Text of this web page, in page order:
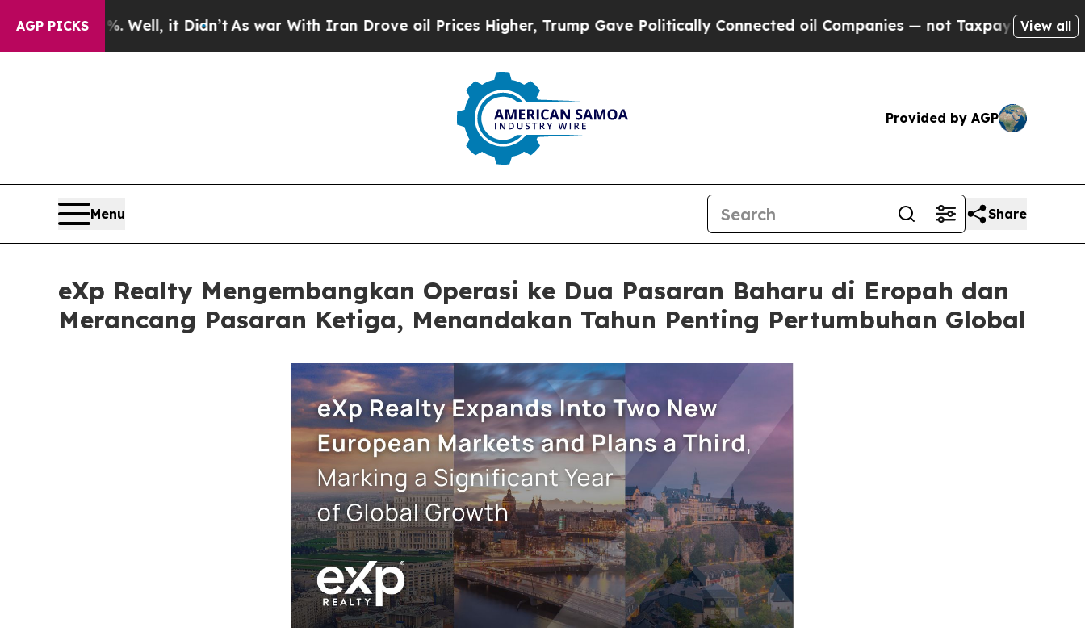
AGP PICKS
40%. Well, it Didn’tAs war With Iran Drove oil Prices Higher, Trump Gave Politically Connected oil Companies — not Taxpayers — the Chance
View all
Provided by AGP
Menu Share
eXp Realty Mengembangkan Operasi ke Dua Pasaran Baharu di Eropah dan
Merancang Pasaran Ketiga, Menandakan Tahun Penting Pertumbuhan Global